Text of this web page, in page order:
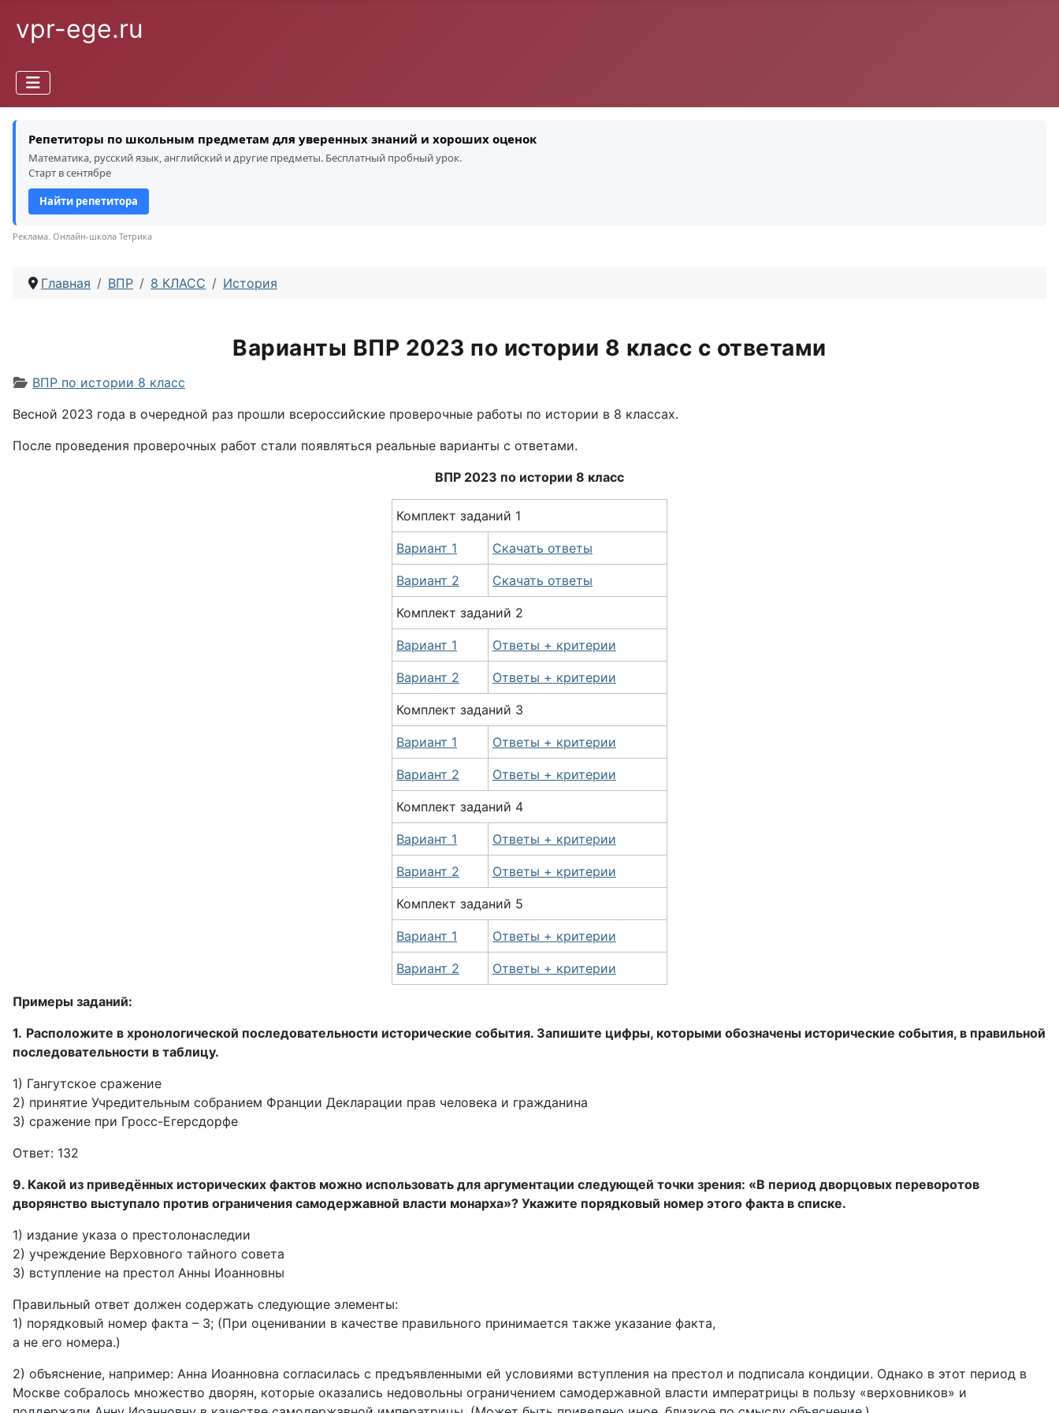
vpr-ege.ru
Репетиторы по школьным предметам для уверенных знаний и хороших оценок
Математика, русский язык, английский и другие предметы. Бесплатный пробный урок.
Старт в сентябре
Найти репетитора
Реклама. Онлайн-школа Тетрика
Главная ВПР 8 КЛАСС История
Варианты ВПР 2023 по истории 8 класс с ответами
Информация о материале
ВПР по истории 8 класс
Весной 2023 года в очередной раз прошли всероссийские проверочные работы по истории в 8 классах.
После проведения проверочных работ стали появляться реальные варианты с ответами.
ВПР 2023 по истории 8 класс
Комплект заданий 1
Вариант 1 Скачать ответы
Вариант 2 Скачать ответы
Комплект заданий 2
Вариант 1 Ответы + критерии
Вариант 2 Ответы + критерии
Комплект заданий 3
Вариант 1 Ответы + критерии
Вариант 2 Ответы + критерии
Комплект заданий 4
Вариант 1 Ответы + критерии
Вариант 2 Ответы + критерии
Комплект заданий 5
Вариант 1 Ответы + критерии
Вариант 2 Ответы + критерии
Примеры заданий:
1. Расположите в хронологической последовательности исторические события. Запишите цифры, которыми обозначены исторические события, в правильной
последовательности в таблицу.
1) Гангутское сражение
2) принятие Учредительным собранием Франции Декларации прав человека и гражданина
3) сражение при Гросс-Егерсдорфе
Ответ: 132
9. Какой из приведённых исторических фактов можно использовать для аргументации следующей точки зрения: «В период дворцовых переворотов
дворянство выступало против ограничения самодержавной власти монарха»? Укажите порядковый номер этого факта в списке.
1) издание указа о престолонаследии
2) учреждение Верховного тайного совета
3) вступление на престол Анны Иоанновны
Правильный ответ должен содержать следующие элементы:
1) порядковый номер факта – 3; (При оценивании в качестве правильного принимается также указание факта,
а не его номера.)
2) объяснение, например: Анна Иоанновна согласилась с предъявленными ей условиями вступления на престол и подписала кондиции. Однако в этот период в
Москве собралось множество дворян, которые оказались недовольны ограничением самодержавной власти императрицы в пользу «верховников» и